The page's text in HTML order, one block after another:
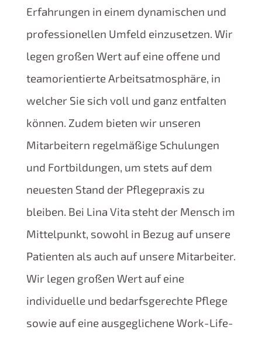
Erfahrungen in einem dynamischen und
professionellen Umfeld einzusetzen. Wir
legen großen Wert auf eine offene und
teamorientierte Arbeitsatmosphäre, in
welcher Sie sich voll und ganz entfalten
können. Zudem bieten wir unseren
Mitarbeitern regelmäßige Schulungen
und Fortbildungen, um stets auf dem
neuesten Stand der Pflegepraxis zu
bleiben. Bei Lina Vita steht der Mensch im
Mittelpunkt, sowohl in Bezug auf unsere
Patienten als auch auf unsere Mitarbeiter.
Wir legen großen Wert auf eine
individuelle und bedarfsgerechte Pflege
sowie auf eine ausgeglichene Work-Life-